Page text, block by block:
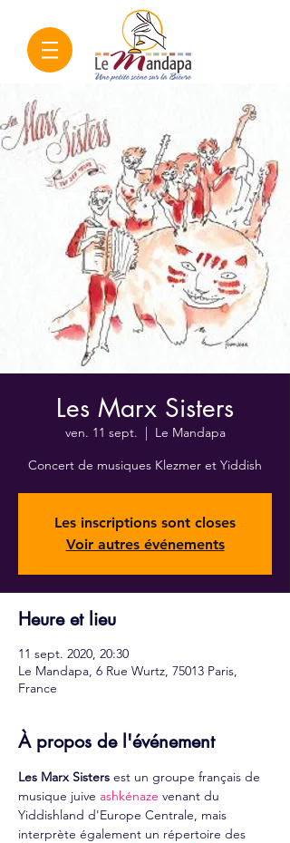
Les Marx Sisters
ven. 11 sept.
  |
Le Mandapa
Concert de musiques Klezmer et Yiddish
Les inscriptions sont closes
Voir autres événements
Heure et lieu
11 sept. 2020, 20:30
Le Mandapa, 6 Rue Wurtz, 75013 Paris,
France
À propos de l'événement
Les Marx Sisters est un groupe français de
musique juive ashkénaze venant du
Yiddishland d'Europe Centrale, mais
interprète également un répertoire des